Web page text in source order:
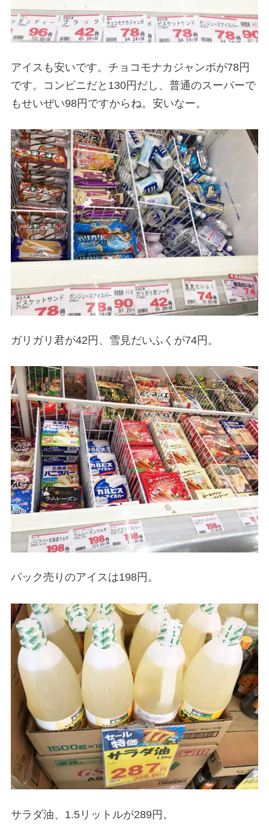
アイスも安いです。チョコモナカジャンボが78円
です。コンビニだと130円だし、普通のスーパーで
もせいぜい98円ですからね。安いなー。
ガリガリ君が42円、雪見だいふくが74円。
パック売りのアイスは198円。
サラダ油、1.5リットルが289円。